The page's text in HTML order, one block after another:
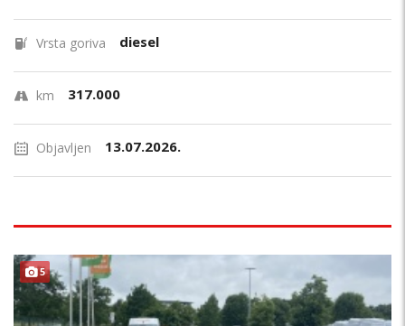
Vrsta goriva diesel
km 317.000
Objavljen 13.07.2026.
5